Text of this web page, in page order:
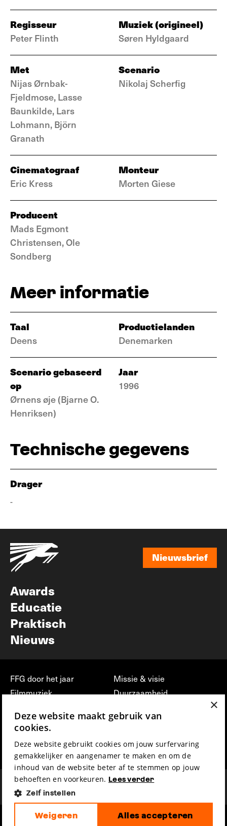
Regisseur
Peter Flinth
Muziek (origineel)
Søren Hyldgaard
Met
Nijas Ørnbak-
Fjeldmose, Lasse
Baunkilde, Lars
Lohmann, Björn
Granath
Scenario
Nikolaj Scherfig
Cinematograaf
Eric Kress
Monteur
Morten Giese
Producent
Mads Egmont
Christensen, Ole
Sondberg
Meer informatie
Taal
Deens
Productielanden
Denemarken
Scenario gebaseerd
op
Ørnens øje (Bjarne O.
Henriksen)
Jaar
1996
Technische gegevens
Drager
-
Nieuwsbrief
Awards
Educatie
Praktisch
Nieuws
FFG door het jaar
Filmmuziek
Press & Industry
Film Fest Friends
Missie & visie
Duurzaamheid
vrijwilligerswerk bij FFG
Privacy & Disclaimer
×
Deze website maakt gebruik van
cookies.
Deze website gebruikt cookies om jouw surfervaring
gemakkelijker en aangenamer te maken en om de
inhoud van de website beter af te stemmen op jouw
behoeften en voorkeuren. Lees verder
Zelf instellen
Alles accepteren
Weigeren